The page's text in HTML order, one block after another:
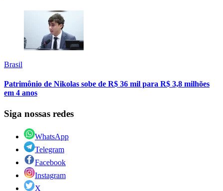
Brasil
Patrimônio de Nikolas sobe de R$ 36 mil para R$ 3,8 milhões
em 4 anos
Siga nossas redes
WhatsApp
Telegram
Facebook
Instagram
X